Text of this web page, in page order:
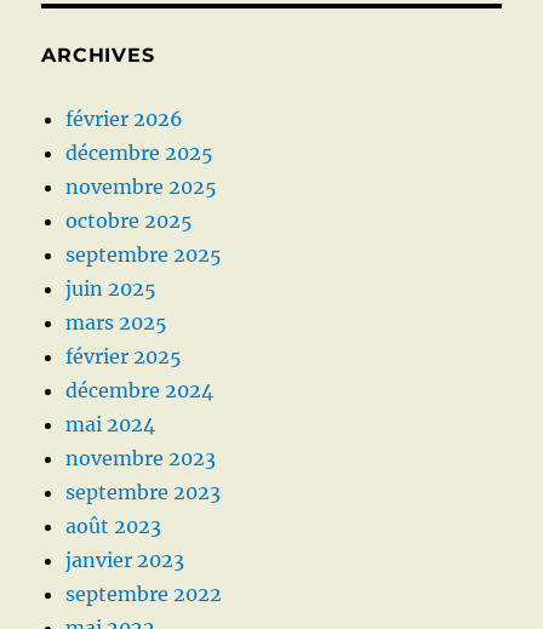
ARCHIVES
février 2026
décembre 2025
novembre 2025
octobre 2025
septembre 2025
juin 2025
mars 2025
février 2025
décembre 2024
mai 2024
novembre 2023
septembre 2023
août 2023
janvier 2023
septembre 2022